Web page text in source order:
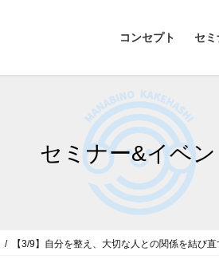
コンセプト セミ
セミナー&イベン
【3/9】自分を整え、大切な人との関係を結び